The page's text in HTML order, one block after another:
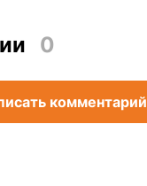
0
комментарий